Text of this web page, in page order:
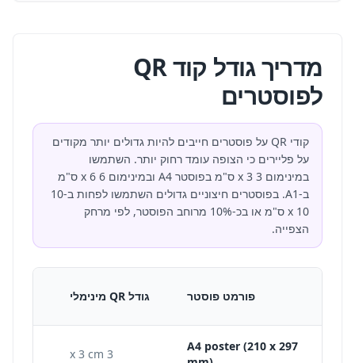
מדריך גודל קוד QR
לפוסטרים
קודי QR על פוסטרים חייבים להיות גדולים יותר מקודים
על פליירים כי הצופה עומד רחוק יותר. השתמשו
במינימום 3 x 3 ס"מ בפוסטר A4 ובמינימום 6 x 6 ס"מ
ב-A1. בפוסטרים חיצוניים גדולים השתמשו לפחות ב-10
x 10 ס"מ או בכ-10% מרוחב הפוסטר, לפי מרחק
הצפייה.
פורמט פוסטר גודל QR מינימלי
A4 poster (210 x 297
3 x 3 cm